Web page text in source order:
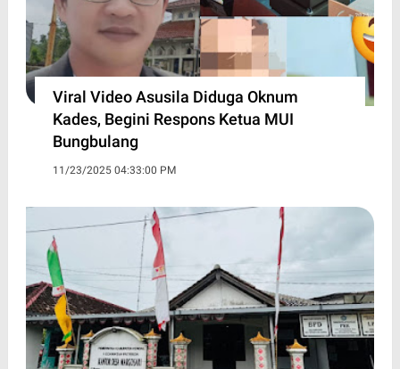
Viral Video Asusila Diduga Oknum
Kades, Begini Respons Ketua MUI
Bungbulang
11/23/2025 04:33:00 PM